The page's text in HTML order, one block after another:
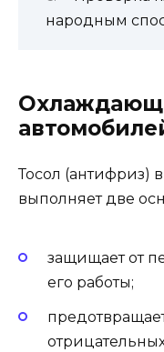
народным
Тосол (антифриз)
выполняет две
защищает от
его работы;